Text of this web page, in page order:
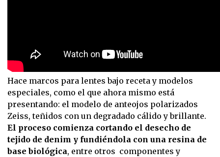
Hace marcos para lentes bajo receta y modelos
especiales, como el que ahora mismo está
presentando: el modelo de anteojos polarizados
Zeiss, teñidos con un degradado cálido y brillante.
El proceso comienza cortando el desecho de
tejido de denim y fundiéndola con una resina de
base biológica, entre otros componentes y